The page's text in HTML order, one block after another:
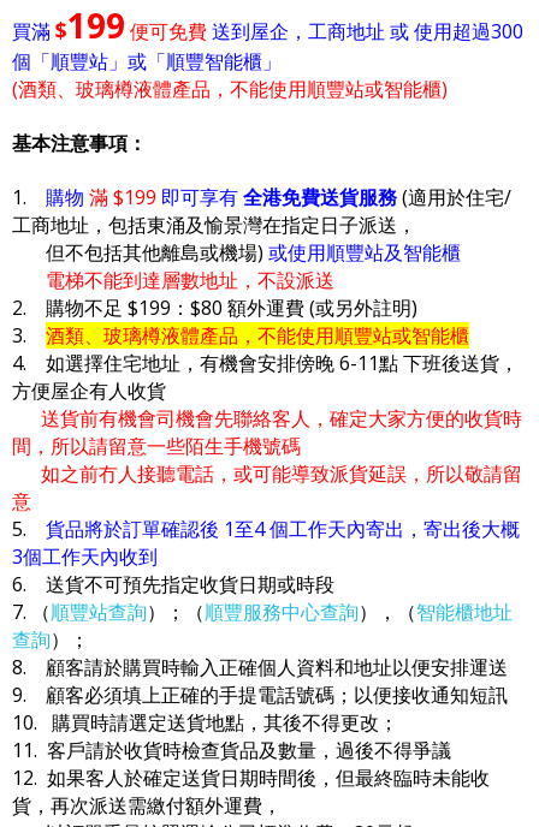
買滿$199 便可免費送到屋企，工商地址 或 使用超過300
個「順豐站」或「順豐智能櫃」
(酒類、玻璃樽液體產品，不能使用順豐站或智能櫃)
基本注意事項：
1. 購物 滿 $199 即可享有全港免費送貨服務(適用於住宅/
工商地址，包括東涌及愉景灣在指定日子派送，
但不包括其他離島或機場) 或使用順豐站及智能櫃
電梯不能到達層數地址，不設派送
2. 購物不足 $199：$80 額外運費 (或另外註明)
3. 酒類、玻璃樽液體產品，不能使用順豐站或智能櫃
4. 如選擇住宅地址，有機會安排傍晚 6-11點 下班後送貨，
方便屋企有人收貨
送貨前有機會司機會先聯絡客人，確定大家方便的收貨時
間，所以請留意一些陌生手機號碼
如之前冇人接聽電話，或可能導致派貨延誤，所以敬請留
意
5. 貨品將於訂單確認後 1至4 個工作天內寄出，寄出後大概
3個工作天內收到
6. 送貨不可預先指定收貨日期或時段
7. （順豐站查詢）；（順豐服務中心查詢），（智能櫃地址
查詢）；
8. 顧客請於購買時輸入正確個人資料和地址以便安排運送
9. 顧客必須填上正確的手提電話號碼；以便接收通知短訊
10. 購買時請選定送貨地點，其後不得更改；
11. 客戶請於收貨時檢查貨品及數量，過後不得爭議
12. 如果客人於確定送貨日期時間後，但最終臨時未能收
貨，再次派送需繳付額外運費，